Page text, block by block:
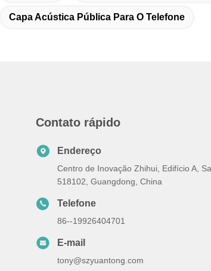
Capa Acústica Pública Para O Telefone
Contato rápido
Endereço
Centro de Inovação Zhihui, Edifício A,
518102, Guangdong, China
Telefone
86--19926404701
E-mail
tony@szyuantong.com